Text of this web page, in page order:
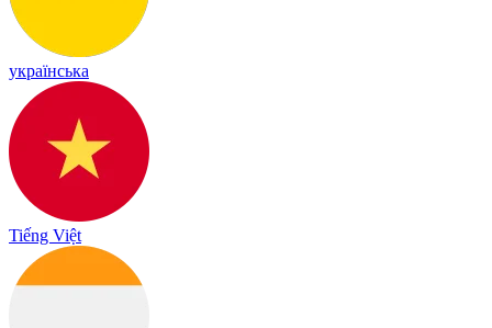
українська
Tiếng Việt